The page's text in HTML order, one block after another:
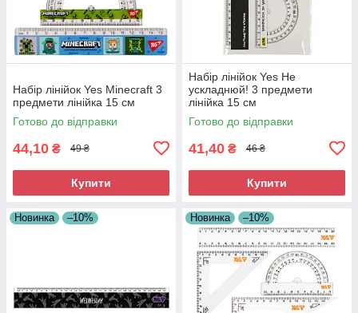
Набір лінійок Yes Minecraft 3
предмети лінійка 15 см
Готово до відправки
44,10 ₴ 49 ₴
Купити
Набір лінійок Yes Не
ускладнюй! 3 предмети
лінійка 15 см
Готово до відправки
41,40 ₴ 46 ₴
Купити
Новинка –10% Новинка –10%